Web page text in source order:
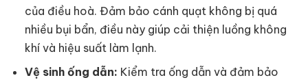
của điều hoà. Đảm bảo cánh quạt không bị quá
nhiều bụi bẩn, điều này giúp cải thiện luồng không
khí và hiệu suất làm lạnh.
Vệ sinh ống dẫn: Kiểm tra ống dẫn và đảm bảo